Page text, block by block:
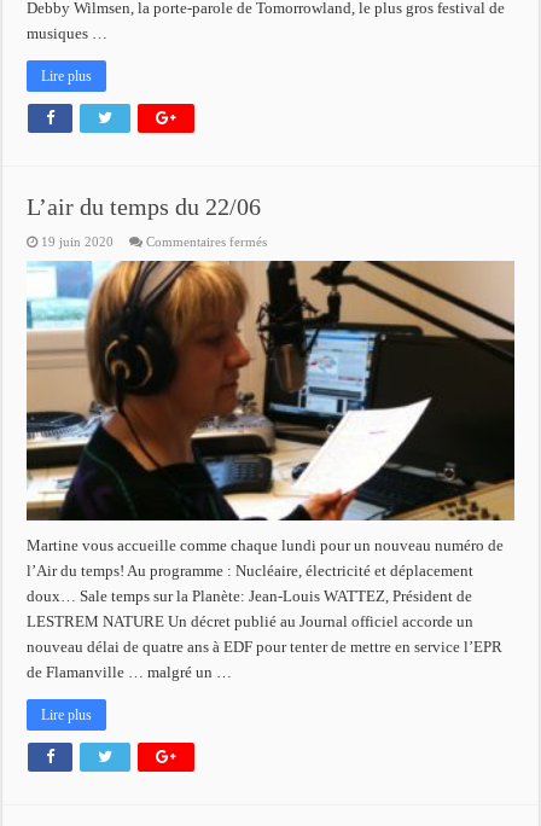
Debby Wilmsen, la porte-parole de Tomorrowland, le plus gros festival de
musiques …
Lire plus
L’air du temps du 22/06
19 juin 2020 Commentaires ferméssur
du
temps
du
22/06
Martine vous accueille comme chaque lundi pour un nouveau numéro de
l’Air du temps! Au programme : Nucléaire, électricité et déplacement
doux… Sale temps sur la Planète: Jean-Louis WATTEZ, Président de
LESTREM NATURE Un décret publié au Journal officiel accorde un
nouveau délai de quatre ans à EDF pour tenter de mettre en service l’EPR
de Flamanville … malgré un …
Lire plus